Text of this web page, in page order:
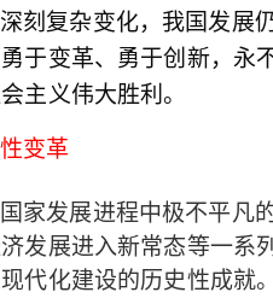
刻复杂变化，我国发
于变革、勇于创新，
主义伟大胜利。
变革
家发展进程中极不平凡
发展进入新常态等一系
代化建设的历史性成就。